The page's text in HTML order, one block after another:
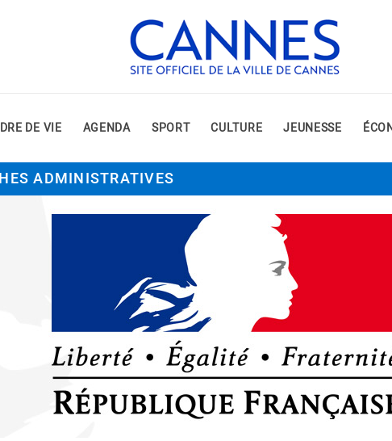
DE VIE AGENDA SPORT CULTURE JEUNESSE
ADMINISTRATIVES